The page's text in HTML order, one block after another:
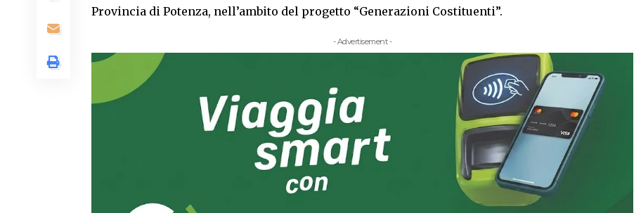
Provincia di Potenza, nell’ambito del progetto “Generazioni Costituenti”.
- Advertisement -